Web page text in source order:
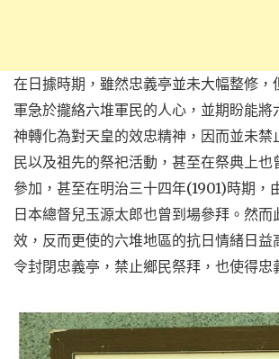
在日據時期，雖然忠義亭並未大幅整修，
軍急於攏絡六堆軍民的人心，並期盼能將
神轉化為對天皇的效忠精神，因而並未禁
民以及祖先的祭祀活動，甚至在祭典上也
參加，甚至在明治三十四年(1901)時期，
日本總督兒玉源太郎也曾到場參拜。然而
效，反而更使的六堆地區的抗日情緒日益
令封閉忠義亭，禁止鄉民祭拜，也使得忠